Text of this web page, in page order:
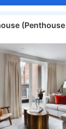
(Penthouse